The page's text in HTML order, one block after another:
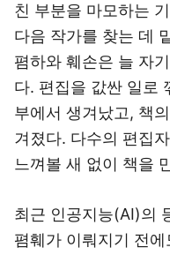
친 부분을 마모하는
다음 작가를 찾는 데
폄하와 훼손은 늘 자
다. 편집을 값싼 일로
부에서 생겨났고, 책
겨졌다. 다수의 편집
느껴볼 새 없이 책을
최근 인공지능(AI)의
폄훼가 이뤄지기 전